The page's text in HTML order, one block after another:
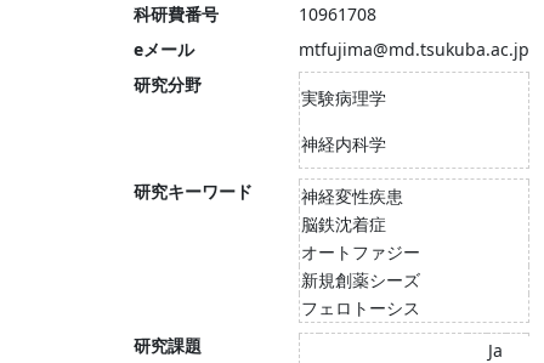
科研費番号
10961708
eメール
mtfujima@md.tsukuba.ac.jp
研究分野
実験病理学
神経内科学
研究キーワード
神経変性疾患
脳鉄沈着症
オートファジー
新規創薬シーズ
フェロトーシス
研究課題
Ja